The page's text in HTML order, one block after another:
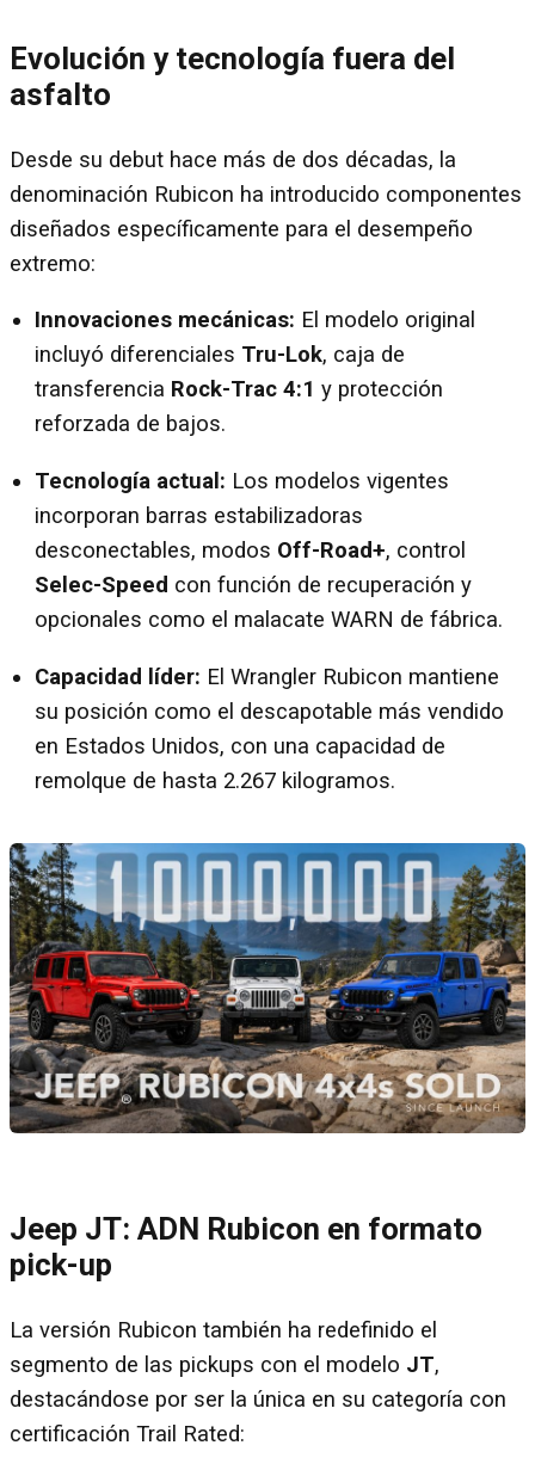
Evolución y tecnología fuera del
asfalto
Desde su debut hace más de dos décadas, la
denominación Rubicon ha introducido componentes
diseñados específicamente para el desempeño
extremo:
Innovaciones mecánicas: El modelo original
incluyó diferenciales Tru-Lok, caja de
transferencia Rock-Trac 4:1 y protección
reforzada de bajos.
Tecnología actual: Los modelos vigentes
incorporan barras estabilizadoras
desconectables, modos Off-Road+, control
Selec-Speed con función de recuperación y
opcionales como el malacate WARN de fábrica.
Capacidad líder: El Wrangler Rubicon mantiene
su posición como el descapotable más vendido
en Estados Unidos, con una capacidad de
remolque de hasta 2.267 kilogramos.
Jeep JT: ADN Rubicon en formato
pick-up
La versión Rubicon también ha redefinido el
segmento de las pickups con el modelo JT,
destacándose por ser la única en su categoría con
certificación Trail Rated: